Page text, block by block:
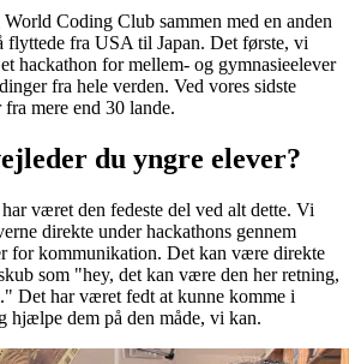
World Coding Club sammen med en anden
flyttede fra USA til Japan. Det første, vi
hackathon for mellem- og gymnasieelever
fra hele verden. Ved vores sidste
mere end 30 lande.
du yngre elever?
været den fedeste del ved alt dette. Vi
direkte under hackathons gennem
for kommunikation. Det kan være direkte
som "hey, det kan være den her retning,
Det har været fedt at kunne komme i
hjælpe dem på den måde, vi kan.